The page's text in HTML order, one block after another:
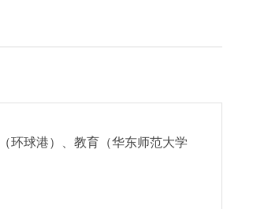
环球港）、教育（华东师范大学